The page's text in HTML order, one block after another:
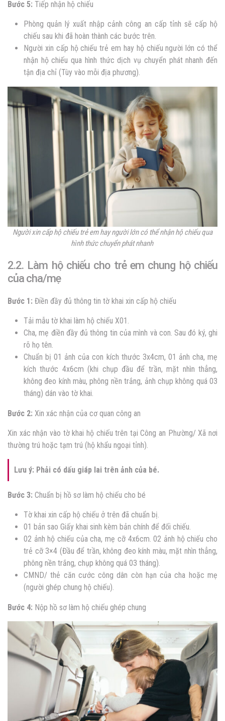
Bước 5: Tiếp nhận hộ chiếu
Phòng quản lý xuất nhập cảnh công an cấp tỉnh sẽ cấp hộ
chiếu sau khi đã hoàn thành các bước trên.
Người xin cấp hộ chiếu trẻ em hay hộ chiếu người lớn có thể
nhận hộ chiếu qua hình thức dịch vụ chuyển phát nhanh đến
tận địa chỉ (Tùy vào mỗi địa phương).
Người xin cấp hộ chiếu trẻ em hay người lớn có thể nhận hộ chiếu qua
hình thức chuyển phát nhanh
2.2. Làm hộ chiếu cho trẻ em chung hộ chiếu
của cha/mẹ
Bước 1: Điền đầy đủ thông tin tờ khai xin cấp hộ chiếu
Tải mẫu tờ khai làm hộ chiếu X01.
Cha, mẹ điền đầy đủ thông tin của mình và con. Sau đó ký, ghi
rõ họ tên.
Chuẩn bị 01 ảnh của con kích thước 3x4cm, 01 ảnh cha, mẹ
kích thước 4x6cm (khi chụp đầu để trần, mặt nhìn thẳng,
không đeo kính màu, phông nền trắng, ảnh chụp không quá 03
tháng) dán vào tờ khai.
Bước 2: Xin xác nhận của cơ quan công an
Xin xác nhận vào tờ khai hộ chiếu trên tại Công an Phường/ Xã nơi
thường trú hoặc tạm trú (hộ khẩu ngoại tỉnh).
Lưu ý: Phải có dấu giáp lai trên ảnh của bé.
Bước 3: Chuẩn bị hồ sơ làm hộ chiếu cho bé
Tờ khai xin cấp hộ chiếu ở trên đã chuẩn bị.
01 bản sao Giấy khai sinh kèm bản chính để đối chiếu.
02 ảnh hộ chiếu của cha, mẹ cỡ 4x6cm. 02 ảnh hộ chiếu cho
trẻ cỡ 3×4 (Đầu để trần, không đeo kính màu, mặt nhìn thẳng,
phông nền trắng, chụp không quá 03 tháng).
CMND/ thẻ căn cước công dân còn hạn của cha hoặc mẹ
(người ghép chung hộ chiếu).
Bước 4: Nộp hồ sơ làm hộ chiếu ghép chung